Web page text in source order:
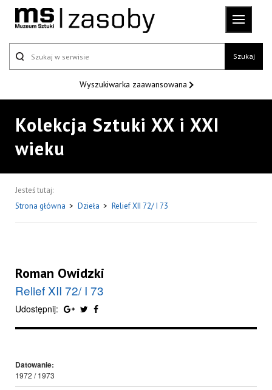
Szukaj
Wyszukiwarka zaawansowana
Kolekcja Sztuki XX i XXI
wieku
Jesteś tutaj:
Strona główna > Dzieła > Relief XII 72/ I 73
Roman Owidzki
Relief XII 72/ I 73
Udostępnij:
Datowanie:
1972 / 1973